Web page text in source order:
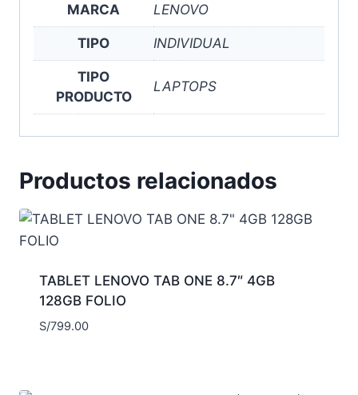
MARCA LENOVO
TIPO INDIVIDUAL
TIPO
PRODUCTO
LAPTOPS
Productos relacionados
TABLET LENOVO TAB ONE 8.7″ 4GB
128GB FOLIO
S/799.00